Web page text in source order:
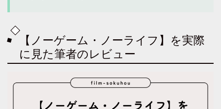
【ノーゲーム・ノーライフ】を実際
に見た筆者のレビュー